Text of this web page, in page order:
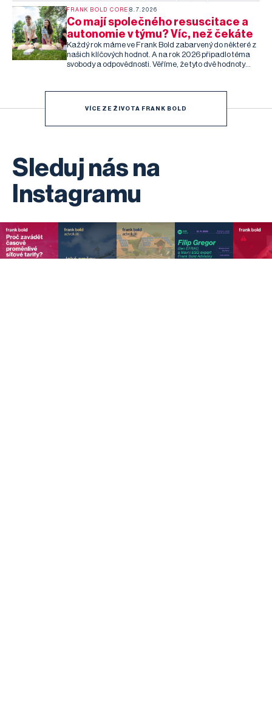
specializuje na stavební právo, územní plánování a
ochranu životního prostředí. Věnoval se rešerším
zaměřeným na regulaci ohňostrojů v přírodě nebo
genetické šlechtění pampelišek. Filip u nás během stáže
poznal, jak vypadá moderní advokacie v praxi – od
různorodých právních agend až po AI a automatizaci.
Co mu stáž dala, co ho nejvíce překvapilo a co pro něj
FRANK BOLD CORE 8.7.2026
Co mají společného resuscitace a
autonomie v týmu? Víc, než čekáte
Každý rok máme ve Frank Bold zabarvený do některé z
našich klíčových hodnot. A na rok 2026 připadlo téma
svobody a odpovědnosti. Věříme, že tyto dvě hodnoty
vědomím, že naše jednání má dopad na životy druhých.
VÍCE ZE ŽIVOTA FRANK BOLD
Sleduj nás na
Instagramu